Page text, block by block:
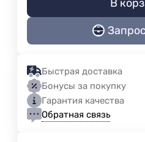
В
Быстрая доставка
Бонусы за покупку
Гарантия качества
Обратная связь